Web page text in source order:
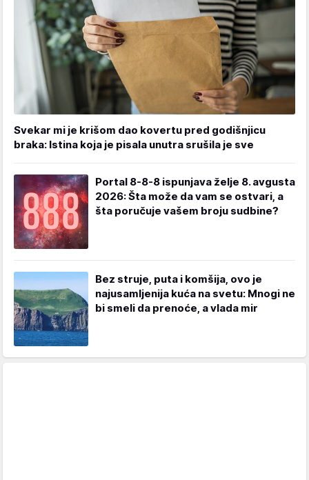
Svekar mi je krišom dao kovertu pred godišnjicu
braka: Istina koja je pisala unutra srušila je sve
Portal 8-8-8 ispunjava želje 8. avgusta
2026: Šta može da vam se ostvari, a
šta poručuje vašem broju sudbine?
Bez struje, puta i komšija, ovo je
najusamljenija kuća na svetu: Mnogi ne
bi smeli da prenoće, a vlada mir